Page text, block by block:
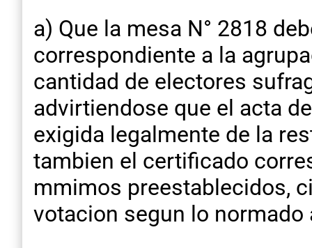
a) Que la mesa N° 2818
correspondiente a la
cantidad de electores
advirtiendose que el acta
exigida legalmente de la
tambien el certificado
mmimos preestablecidos,
votacion segun lo normado